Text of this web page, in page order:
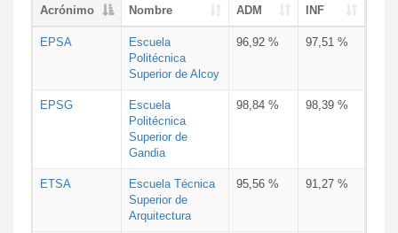
Acrónimo Nombre ADM INF
EPSA
Escuela
Politécnica
Superior de Alcoy
96,92 % 97,51 %
EPSG
Escuela
Politécnica
Superior de
Gandia
98,84 % 98,39 %
ETSA
Escuela Técnica
Superior de
Arquitectura
95,56 % 91,27 %